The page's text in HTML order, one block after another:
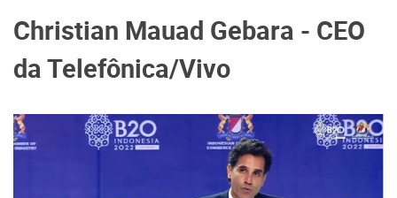
Christian Mauad Gebara - CEO
da Telefônica/Vivo